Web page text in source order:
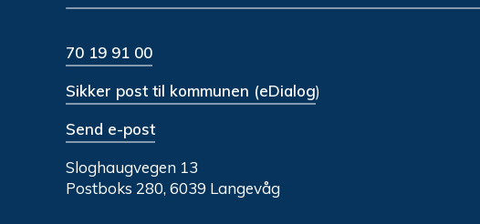
70 19 91 00
Sikker post til kommunen (eDialog)
Send e-post
Sloghaugvegen 13
Postboks 280, 6039 Langevåg